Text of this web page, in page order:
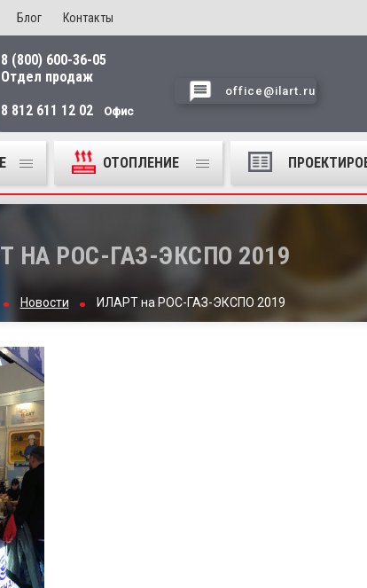
Блог Контакты
8 (800) 600-36-05
Отдел продаж
8 812 611 12 02
Офис
office@ilart.ru
ОТОПЛЕНИЕ
НА РОС-ГАЗ-ЭКСПО 2019
Новости ИЛАРТ на РОС-ГАЗ-ЭКСПО 2019